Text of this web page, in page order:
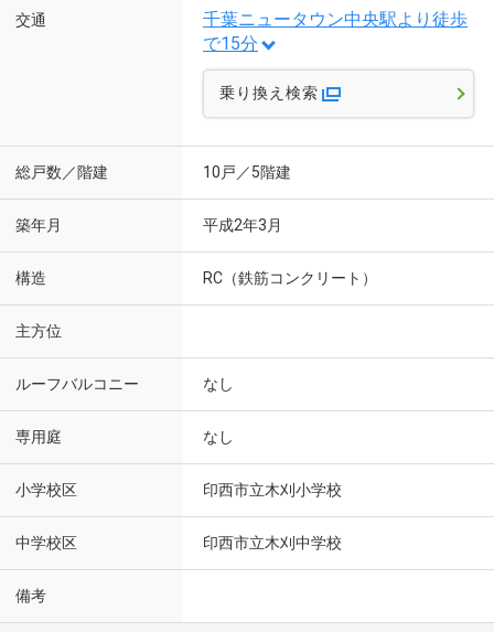
交通
千葉ニュータウン中央駅より徒歩
で15分
乗り換え検索
総戸数／階建 10戸／5階建
築年月 平成2年3月
構造 RC（鉄筋コンクリート）
主方位
ルーフバルコニー なし
専用庭 なし
小学校区 印西市立木刈小学校
中学校区 印西市立木刈中学校
備考